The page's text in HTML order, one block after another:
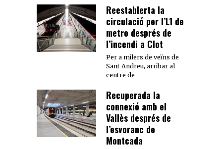
Reestablerta la
circulació per l’L1 de
metro després de
l’incendi a Clot
Per a milers de veïns de
Sant Andreu, arribar al
centre de
Recuperada la
connexió amb el
Vallès després de
l’esvoranc de
Montcada